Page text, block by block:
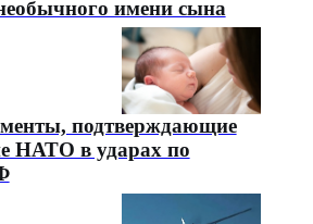
имени сына
подтверждающие
НАТО в ударах по